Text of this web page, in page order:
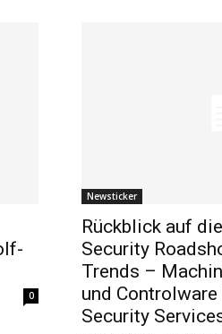
0
Newsticker
Rückblick auf
Security
Trends –
und
Security